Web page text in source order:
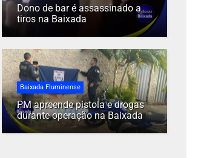
Dono de bar é assassinado a
tiros na Baixada
Baixada Fluminense
PM apreende pistola e drogas
durante operação na Baixada